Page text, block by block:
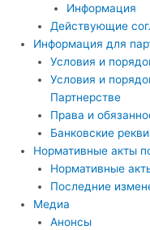
Информация
Действующие
Информация для
Условия и
Условия и
Партнерстве
Права и
Банковские
Нормативные акты
Нормативные
Последние
Медиа
Анонсы